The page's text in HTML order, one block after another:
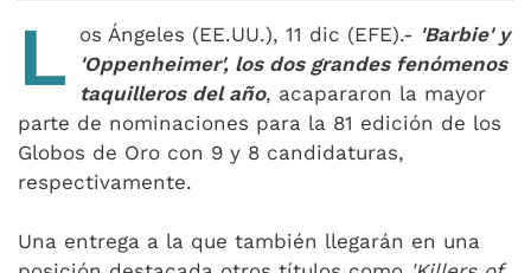
L os Ángeles (EE.UU.), 11 dic (EFE).- 'Barbie' y
'Oppenheimer', los dos grandes fenómenos
taquilleros del año, acapararon la mayor
parte de nominaciones para la 81 edición de los
Globos de Oro con 9 y 8 candidaturas,
respectivamente.
Una entrega a la que también llegarán en una